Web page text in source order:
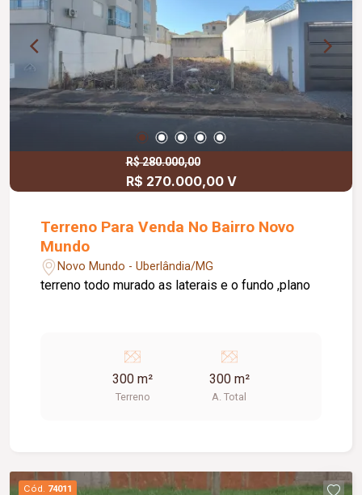
R$ 280.000,00
R$ 270.000,00 V
Terreno Para Venda No Bairro Novo
Mundo
Novo Mundo - Uberlândia/MG
terreno todo murado as laterais e o fundo ,plano
300 m²
Terreno
300 m²
A. Total
Cód. 74011